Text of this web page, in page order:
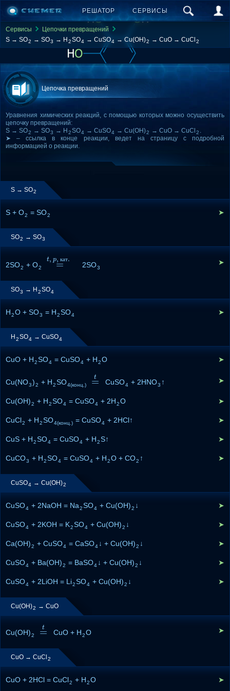
РЕШАТОР СЕРВИСЫ
Сервисы
Цепочки превращений
S → SO2 → SO3 → H 2SO4 → CuSO4 → Cu(OH)2 → CuO → CuCl 2
Цепочка превращений
Уравнения химических реакций, с помощью которых можно осуществить
цепочку превращений:
S → SO2 → SO3 → H 2SO4 → CuSO4 → Cu(OH)2 → CuO → CuCl 2 .
➤ – ссылка в конце реакции, ведет на страницу с подробной
информацией о реакции.
S → SO2
S + O2 = SO2 ➤
SO2 → SO3
2SO2 + O2 =
t,p,кат.
t, p, 2SO3
➤
SO3 → H 2SO4
H2O + SO3 = H2SO4 ➤
H 2SO4 → CuSO4
CuO + H2SO4 = CuSO4 + H2O ➤
Cu(NO3)2 + H2SO4(конц.) =
t
=t CuSO4 + 2HNO3 ↑ ➤
Cu(OH)2 + H2SO4 = CuSO4 + 2H2O ➤
CuCl2 + H2SO4(конц.) = CuSO4 + 2HCl↑ ➤
CuS + H2SO4 = CuSO4 + H2S↑ ➤
CuCO3 + H2SO4 = CuSO4 + H2O + CO2 ↑ ➤
CuSO4 → Cu(OH)2
CuSO4 + 2NaOH = Na2SO4 + Cu(OH)2 ↓ ➤
CuSO4 + 2KOH = K2SO4 + Cu(OH)2 ↓ ➤
Ca(OH)2 + CuSO4 = CaSO4 ↓ + Cu(OH)2 ↓ ➤
CuSO4 + Ba(OH)2 = BaSO4 ↓ + Cu(OH)2 ↓ ➤
CuSO4 + 2LiOH = Li2SO4 + Cu(OH)2 ↓ ➤
Cu(OH)2 → CuO
Cu(OH)2 =
t
=t CuO + H 2 O ➤
CuO → CuCl2
CuO + 2HCl = CuCl2 + H2O ➤